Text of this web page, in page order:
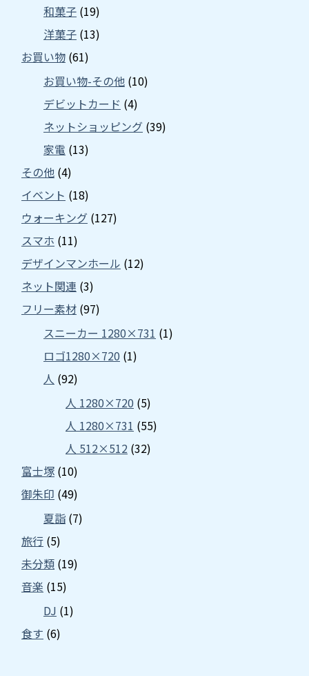
和菓子 (19)
洋菓子 (13)
お買い物 (61)
お買い物-その他 (10)
デビットカード (4)
ネットショッピング (39)
家電 (13)
その他 (4)
イベント (18)
ウォーキング (127)
スマホ (11)
デザインマンホール (12)
ネット関連 (3)
フリー素材 (97)
スニーカー 1280×731 (1)
ロゴ1280×720 (1)
人 (92)
人 1280×720 (5)
人 1280×731 (55)
人 512×512 (32)
富士塚 (10)
御朱印 (49)
夏詣 (7)
旅行 (5)
未分類 (19)
音楽 (15)
DJ (1)
食す (6)